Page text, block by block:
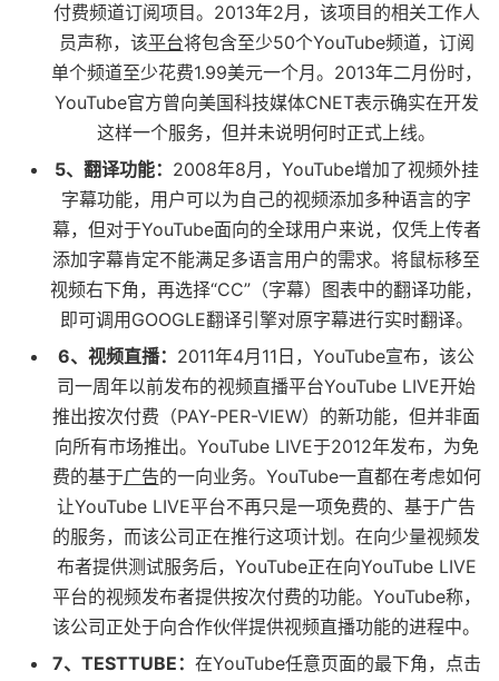
付费频道订阅项目。2013年2月，该项目的相关工作人
员声称，该平台将包含至少50个YouTube频道，订阅
单个频道至少花费1.99美元一个月。2013年二月份时，
YouTube官方曾向美国科技媒体CNET表示确实在开发
这样一个服务，但并未说明何时正式上线。
5、翻译功能： 2008年8月，YouTube增加了视频外挂
字幕功能，用户可以为自己的视频添加多种语言的字
幕，但对于YouTube面向的全球用户来说，仅凭上传者
添加字幕肯定不能满足多语言用户的需求。将鼠标移至
视频右下角，再选择“CC”（字幕）图表中的翻译功能，
即可调用GOOGLE翻译引擎对原字幕进行实时翻译。
6、视频直播： 2011年4月11日，YouTube宣布，该公
司一周年以前发布的视频直播平台YouTube LIVE开始
推出按次付费（PAY-PER-VIEW）的新功能，但并非面
向所有市场推出。YouTube LIVE于2012年发布，为免
费的基于广告的一向业务。YouTube一直都在考虑如何
让YouTube LIVE平台不再只是一项免费的、基于广告
的服务，而该公司正在推行这项计划。在向少量视频发
布者提供测试服务后，YouTube正在向YouTube LIVE
平台的视频发布者提供按次付费的功能。YouTube称，
该公司正处于向合作伙伴提供视频直播功能的进程中。
7、TESTTUBE： 在YouTube任意页面的最下角，点击